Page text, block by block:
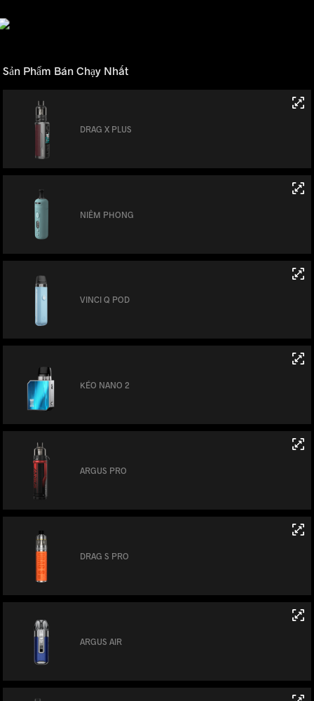
Sản Phẩm Bán Chạy Nhất
DRAG X PLUS
NIÊM PHONG
VINCI Q POD
KÉO NANO 2
ARGUS PRO
DRAG S PRO
ARGUS AIR